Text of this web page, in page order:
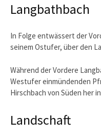
Langbathbach
In Folge entwässert der
seinem Ostufer, über den
Während der Vordere
Westufer einmündenden
Hirschbach von Süden her
Landschaft